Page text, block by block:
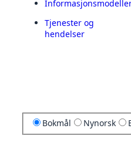
Tjenester og
hendelser
Bokmål Nynorsk